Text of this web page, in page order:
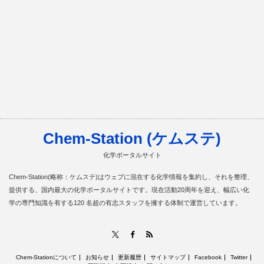
Chem-Station (ケムステ)
化学ポータルサイト
Chem-Station(略称：ケムステ)はウェブに混在する化学情報を集約し、それを整理、
提供する、国内最大の化学ポータルサイトです。現在活動20周年を迎え、幅広い化
学の専門知識を有する120 名超の有志スタッフを擁する体制で運営しています。
Facebook
Chem-Stationについて お知らせ 更新履歴 サイトマップ Facebook
Twitter